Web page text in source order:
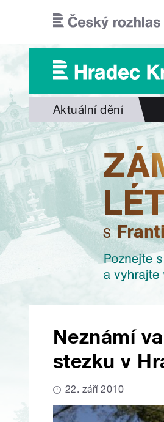
Aktuální dění
Neznámí
stezku v
22. září 2010